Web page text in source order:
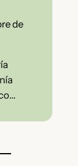
de